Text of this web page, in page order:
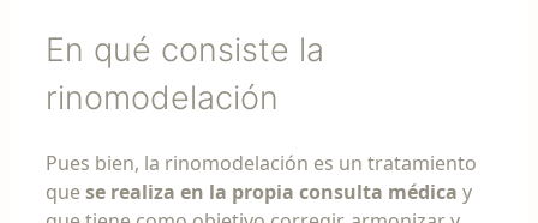
En qué consiste la
rinomodelación
Pues bien, la rinomodelación es un tratamiento
quese realiza en la propia consulta médica y